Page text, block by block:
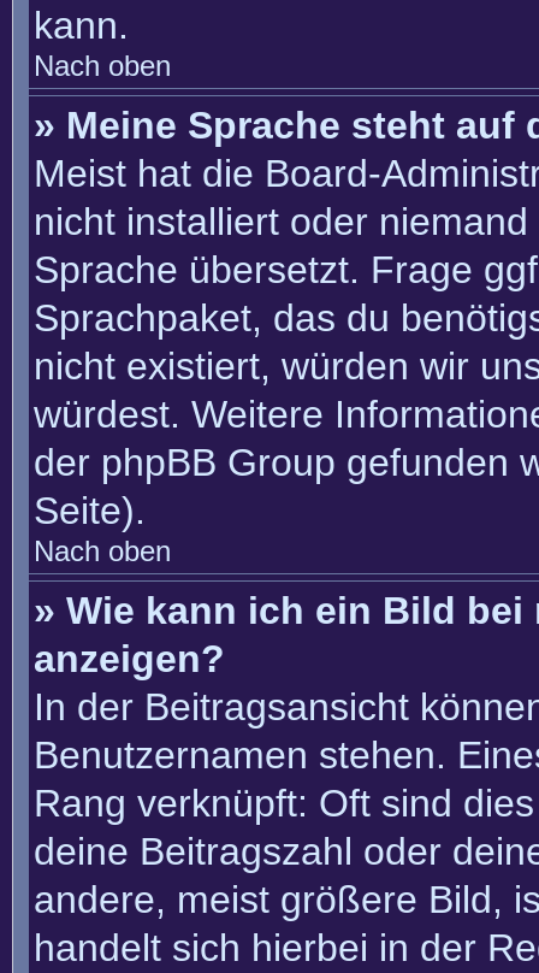
kann.
Nach oben
» Meine Sprache steht
Meist hat die Board-
nicht installiert oder
Sprache übersetzt. Frage
Sprachpaket, das du
nicht existiert, würden wir
würdest. Weitere
der phpBB Group gefunden
Seite).
Nach oben
» Wie kann ich ein Bild bei
anzeigen?
In der Beitragsansicht
Benutzernamen stehen.
Rang verknüpft: Oft sind
deine Beitragszahl oder
andere, meist größere Bild,
handelt sich hierbei in der